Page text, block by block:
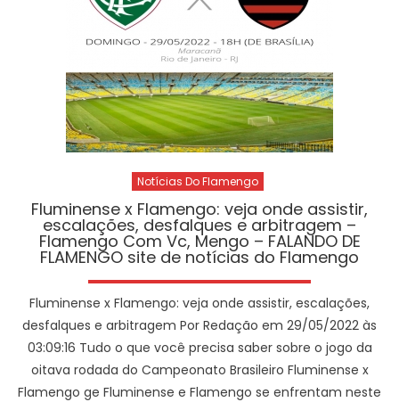
Notícias Do Flamengo
Fluminense x Flamengo: veja onde assistir,
escalações, desfalques e arbitragem –
Flamengo Com Vc, Mengo – FALANDO DE
FLAMENGO site de notícias do Flamengo
Fluminense x Flamengo: veja onde assistir, escalações,
desfalques e arbitragem Por Redação em 29/05/2022 às
03:09:16 Tudo o que você precisa saber sobre o jogo da
oitava rodada do Campeonato Brasileiro Fluminense x
Flamengo ge Fluminense e Flamengo se enfrentam neste